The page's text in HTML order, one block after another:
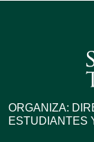
ORGANIZA:
ESTUDIANTES